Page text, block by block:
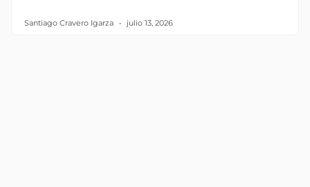
Santiago Cravero Igarza julio 13, 2026